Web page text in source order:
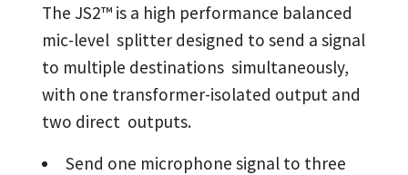
The JS2™ is a high performance balanced
mic-level splitter designed to send a signal
to multiple destinations simultaneously,
with one transformer-isolated output and
two direct outputs.
Send one microphone signal to three